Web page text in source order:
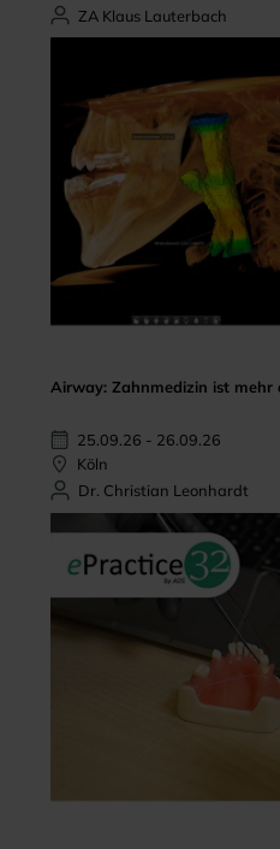
ZA Klaus Lauterbach
Airway: Zahnmedizin ist mehr
25.09.26 - 26.09.26
Köln
Dr. Christian Leonhardt